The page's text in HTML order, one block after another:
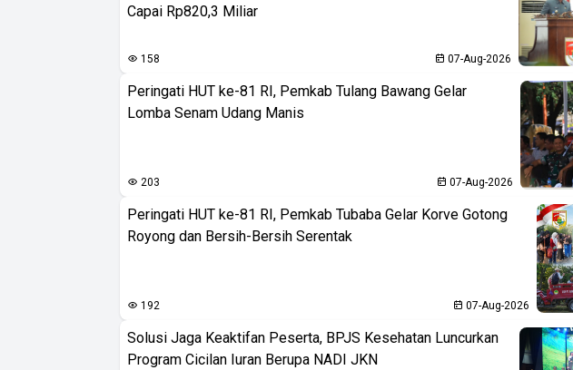
Capai Rp820,3 Miliar
158 07-Aug-2026
Peringati HUT ke-81 RI, Pemkab Tulang Bawang Gelar
Lomba Senam Udang Manis
203 07-Aug-2026
Peringati HUT ke-81 RI, Pemkab Tubaba Gelar Korve Gotong
Royong dan Bersih-Bersih Serentak
192 07-Aug-2026
Solusi Jaga Keaktifan Peserta, BPJS Kesehatan Luncurkan
Program Cicilan Iuran Berupa NADI JKN